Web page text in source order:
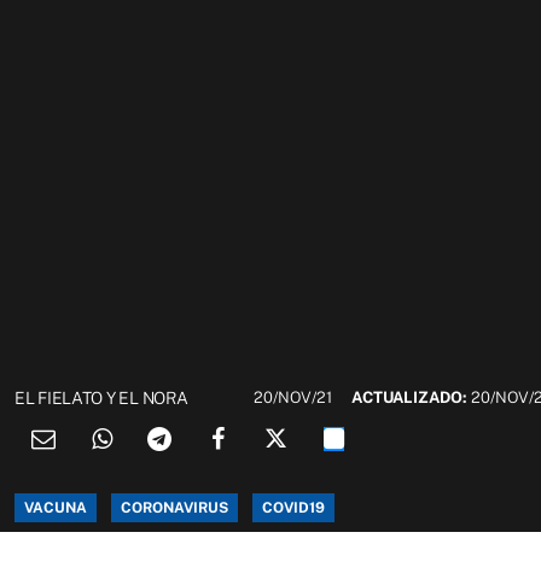
EL FIELATO Y EL NORA 20/NOV/21 ACTUALIZADO:20/NOV/
VACUNA CORONAVIRUS COVID19